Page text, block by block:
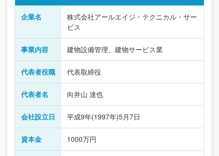
企業名
株式会社アールエイジ・テクニカル・サー
ビス
事業内容 建物設備管理、建物サービス業
代表者役職 代表取締役
代表者名 向井山 達也
会社設立日 平成9年(1997年)5月7日
資本金 1000万円